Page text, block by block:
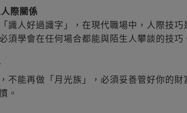
際關係
識人好過識字」，在現代職場中，人際技
須學會在任何場合都能與陌生人攀談的技巧
不能再做「月光族」，必須妥善管好你的
。